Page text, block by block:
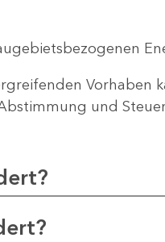
Vorhaben
und